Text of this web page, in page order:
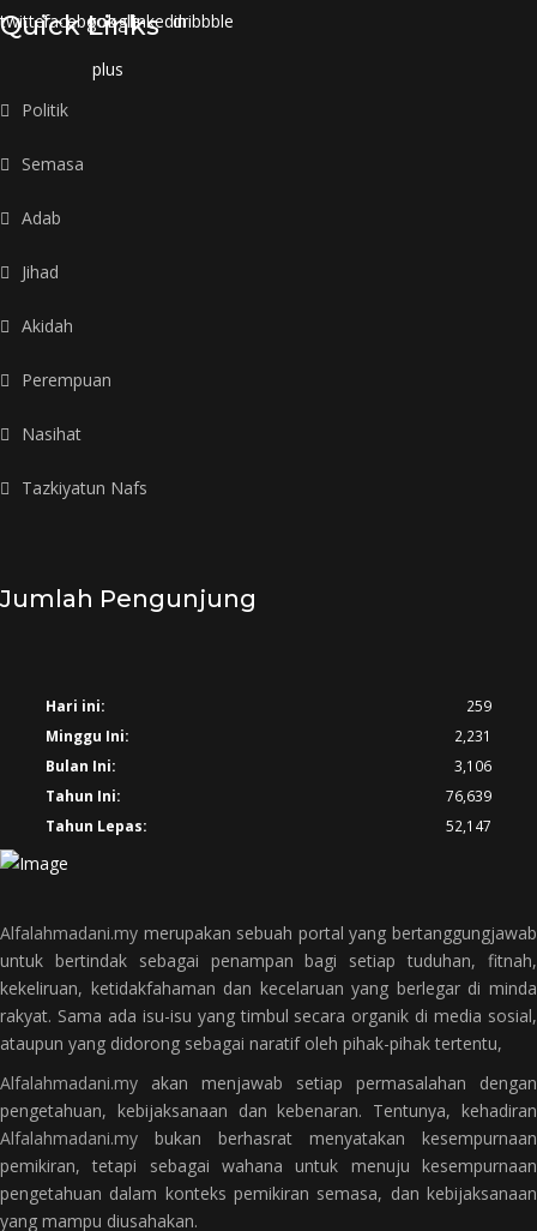
twitterfacebookgoogle-
plus
linkedindribbble
Quick Links
Politik
Semasa
Adab
Jihad
Akidah
Perempuan
Nasihat
Tazkiyatun Nafs
Jumlah Pengunjung
Hari ini:
259
Minggu Ini:
2,231
Bulan Ini:
3,106
Tahun Ini:
76,639
Tahun Lepas:
52,147
Alfalahmadani.my merupakan sebuah portal yang bertanggungjawab
untuk bertindak sebagai penampan bagi setiap tuduhan, fitnah,
kekeliruan, ketidakfahaman dan kecelaruan yang berlegar di minda
rakyat. Sama ada isu-isu yang timbul secara organik di media sosial,
ataupun yang didorong sebagai naratif oleh pihak-pihak tertentu,
Alfalahmadani.my akan menjawab setiap permasalahan dengan
pengetahuan, kebijaksanaan dan kebenaran. Tentunya, kehadiran
Alfalahmadani.my bukan berhasrat menyatakan kesempurnaan
pemikiran, tetapi sebagai wahana untuk menuju kesempurnaan
pengetahuan dalam konteks pemikiran semasa, dan kebijaksanaan
yang mampu diusahakan.